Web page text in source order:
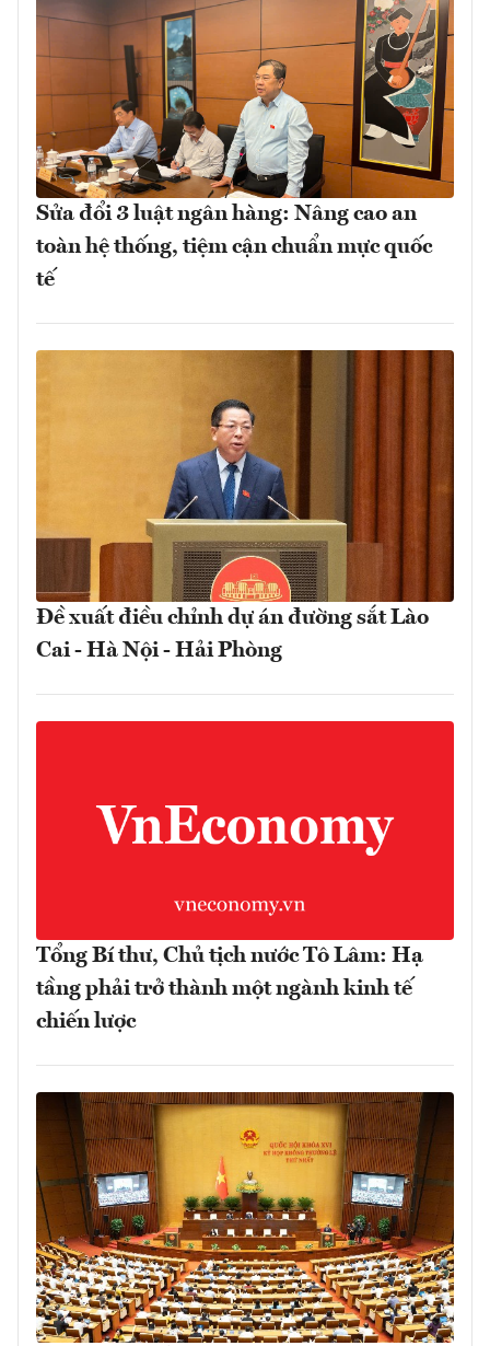
Sửa đổi 3 luật ngân hàng: Nâng cao an
toàn hệ thống, tiệm cận chuẩn mực quốc
tế
Đề xuất điều chỉnh dự án đường sắt Lào
Cai - Hà Nội - Hải Phòng
Tổng Bí thư, Chủ tịch nước Tô Lâm: Hạ
tầng phải trở thành một ngành kinh tế
chiến lược